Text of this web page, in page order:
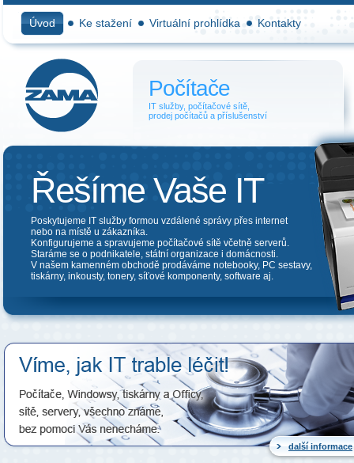
Počítače
IT služby, počítačové sítě,
prodej počítačů a příslušenství
další informace
Řešíme Vaše IT
Poskytujeme IT služby formou vzdálené správy přes internet
nebo na místě u zákazníka.
Konfigurujeme a spravujeme počítačové sítě včetně serverů.
Staráme se o podnikatele, státní organizace i domácnosti.
V našem kamenném obchodě prodáváme notebooky, PC sestavy,
tiskárny, inkousty, tonery, síťové komponenty, software aj.
Úvod Ke stažení Virtuální prohlídka Kontakty